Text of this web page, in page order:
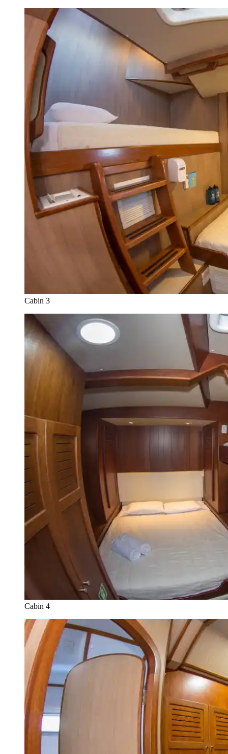
Cabin 3
Cabin 4